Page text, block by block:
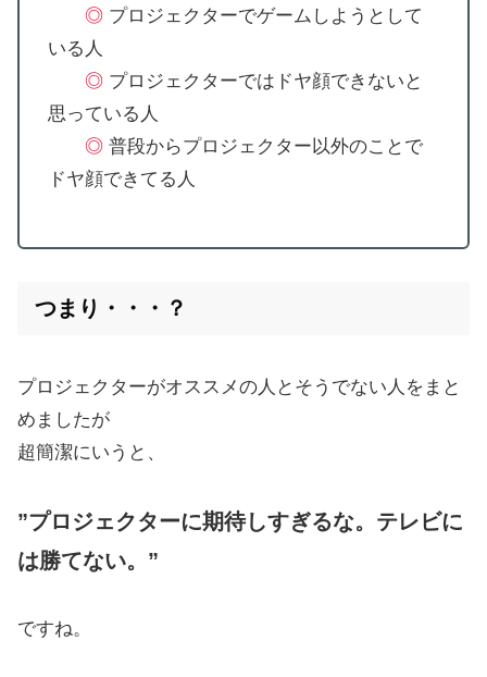
◎ プロジェクターでゲームしようとして
いる人
◎ プロジェクターではドヤ顔できないと
思っている人
◎ 普段からプロジェクター以外のことで
ドヤ顔できてる人
つまり・・・？
プロジェクターがオススメの人とそうでない人をまと
めましたが
超簡潔にいうと、
”プロジェクターに期待しすぎるな。テレビに
は勝てない。”
ですね。